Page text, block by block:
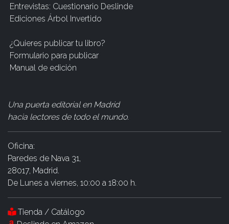
Entrevistas: Cuestionario Deslinde
Ediciones Árbol Invertido
¿Quieres publicar tu libro?
Formulario para publicar
Manual de edición
Una puerta editorial en Madrid
hacia lectores de todo el mundo.
Oficina:
Paredes de Nava 31,
28017, Madrid.
De Lunes a viernes, 10:00 a 18:00 h.
Tienda / Catálogo